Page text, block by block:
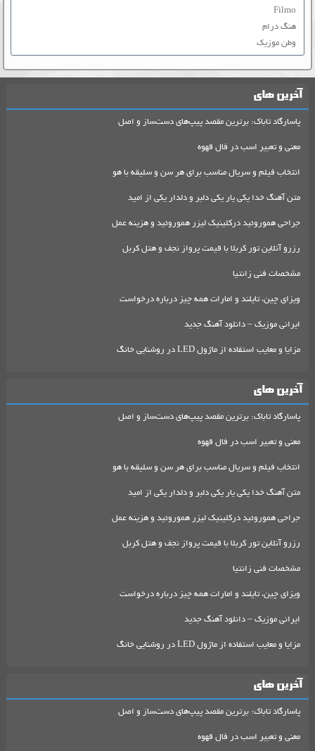
Filmo
هنگ درام
وطن موزیک
آخرین های
پاسارگاد تاباک: برترین مقصد پیپ‌های دست‌ساز و اصل
معنی و تعبیر اسب در فال قهوه
انتخاب فیلم و سریال مناسب برای هر سن و سلیقه با هو
متن آهنگ خدا یکی یار یکی دلبر و دلدار یکی از امید
جراحی هموروئید درکلینیک لیزر هموروئید و هزینه عمل
رزرو آنلاین تور کربلا با قیمت پرواز نجف و هتل کربل
مشخصات فنی زانتیا
ویزای چین، تایلند و امارات همه چیز درباره درخواست
ایرانی موزیک – دانلود آهنگ جدید
مزایا و معایب استفاده از ماژول LED در روشنایی خانگ
آخرین های
پاسارگاد تاباک: برترین مقصد پیپ‌های دست‌ساز و اصل
معنی و تعبیر اسب در فال قهوه
انتخاب فیلم و سریال مناسب برای هر سن و سلیقه با هو
متن آهنگ خدا یکی یار یکی دلبر و دلدار یکی از امید
جراحی هموروئید درکلینیک لیزر هموروئید و هزینه عمل
رزرو آنلاین تور کربلا با قیمت پرواز نجف و هتل کربل
مشخصات فنی زانتیا
ویزای چین، تایلند و امارات همه چیز درباره درخواست
ایرانی موزیک – دانلود آهنگ جدید
مزایا و معایب استفاده از ماژول LED در روشنایی خانگ
آخرین های
پاسارگاد تاباک: برترین مقصد پیپ‌های دست‌ساز و اصل
معنی و تعبیر اسب در فال قهوه